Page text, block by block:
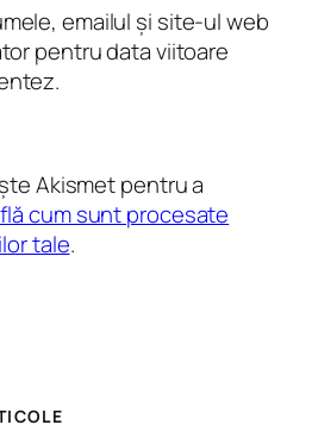
emailul și site-ul web
pentru data viitoare
Akismet pentru a
cum sunt procesate
tale.